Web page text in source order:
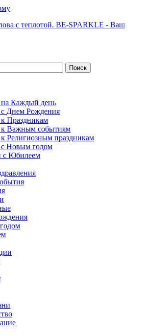
с теплотой. BE-SPARKLE - Ваш
Каждый день
Днем Рождения
Праздникам
к Важным событиям
Религиозным праздникам
с Новым годом
с Юбилеем